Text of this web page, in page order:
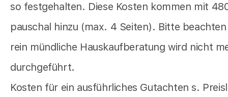
so festgehalten. Diese Kosten kommen mit
pauschal hinzu (max. 4 Seiten). Bitte
rein mündliche Hauskaufberatung wird nicht
durchgeführt.
Kosten für ein ausführliches Gutachten s.